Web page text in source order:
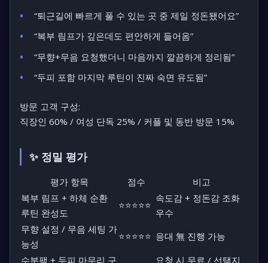
“퇴근길에 빠르게 풀 수 있는 곳 중 제일 정돈됐어요”
“복부 림프가 깊은데도 편안하게 들어옴”
“무향+무음 요청했더니 마음까지 깔끔하게 정리됨”
“두피 포함 마지막 루틴이 진짜 숙면 유도됨”
방문 고객 구성:
직장인 60% / 여성 단독 25% / 커플 및 동반 방문 15%
✨ 정밀 평가
평가 항목 점수
비고
복부 림프 + 하체 순환
루틴 완성도
⭐⭐⭐⭐⭐
속도감 + 정돈감 조화
우수
무향 설정 / 무음 세팅 가
능성
⭐⭐⭐⭐⭐ 응대 無 진행 가능
수분팩 + 두피 마무리 구
요청 시 무료 / 선택지